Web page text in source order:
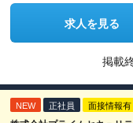
求人を見る
掲載
NEW 正社員 面接情報有